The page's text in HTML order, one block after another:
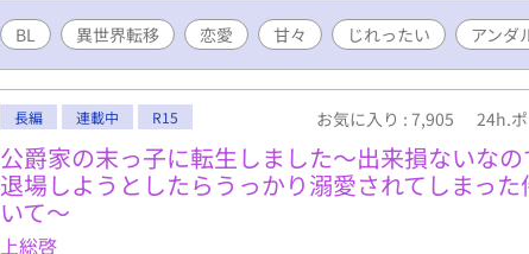
BL 異世界転移 恋愛 甘々 じれったい アンダ
長編 連載中 R15 お気に入り : 7,905 24h.
公爵家の末っ子に転生しました〜出来損ないなの
退場しようとしたらうっかり溺愛されてしまった
いて〜
上総啓